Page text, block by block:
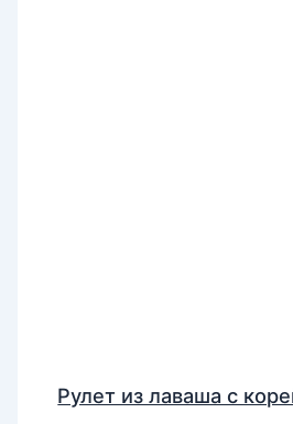
Рулет из лаваша с